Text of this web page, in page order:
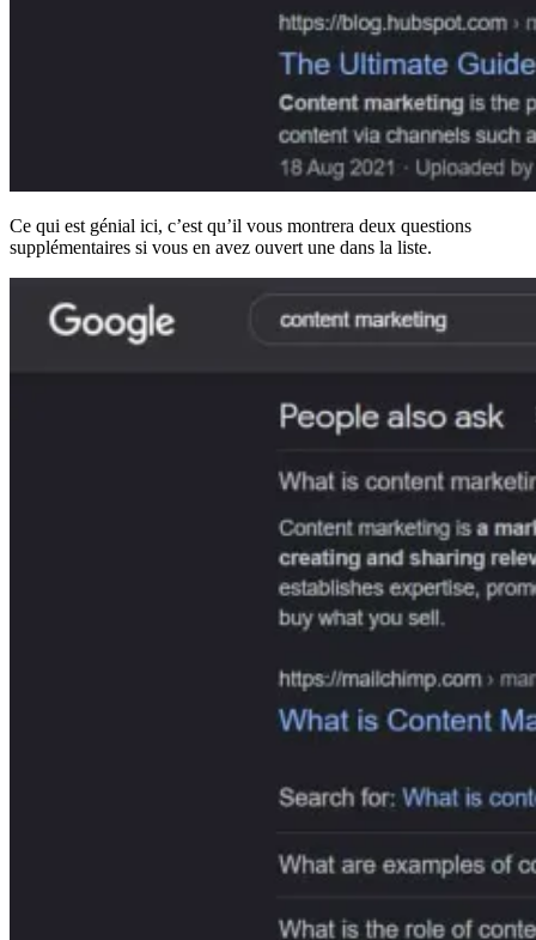
Ce qui est génial ici, c’est qu’il vous montrera deux questions
supplémentaires si vous en avez ouvert une dans la liste.